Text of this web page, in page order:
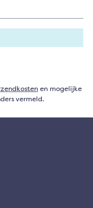
en mogelijke
vermeld.